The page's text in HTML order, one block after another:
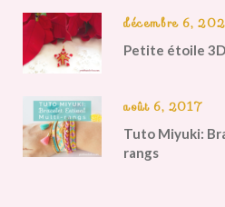
décembre 6,
Petite étoile
août 6, 2017
Tuto Miyuki:
rangs